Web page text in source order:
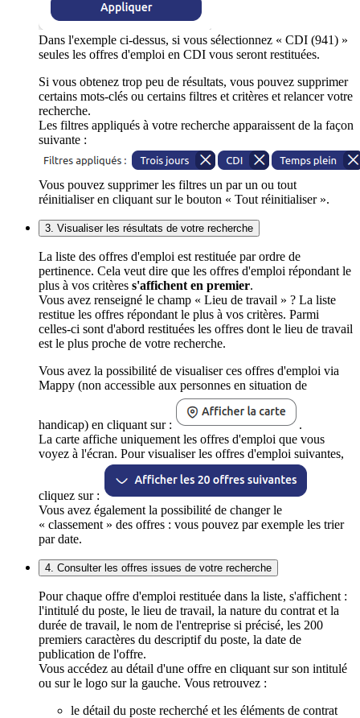
Dans l'exemple ci-dessus, si vous sélectionnez « CDI (941) »
seules les offres d'emploi en CDI vous seront restituées.
Si vous obtenez trop peu de résultats, vous pouvez supprimer
certains mots-clés ou certains filtres et critères et relancer votre
recherche.
Les filtres appliqués à votre recherche apparaissent de la façon
suivante :
Vous pouvez supprimer les filtres un par un ou tout
réinitialiser en cliquant sur le bouton « Tout réinitialiser ».
3. Visualiser les résultats de votre recherche
La liste des offres d'emploi est restituée par ordre de
pertinence. Cela veut dire que les offres d'emploi répondant le
plus à vos critères s'affichent en premier.
Vous avez renseigné le champ « Lieu de travail » ? La liste
restitue les offres répondant le plus à vos critères. Parmi
celles-ci sont d'abord restituées les offres dont le lieu de travail
est le plus proche de votre recherche.
Vous avez la possibilité de visualiser ces offres d'emploi via
Mappy (non accessible aux personnes en situation de
handicap) en cliquant sur :
.
La carte affiche uniquement les offres d'emploi que vous
voyez à l'écran. Pour visualiser les offres d'emploi suivantes,
cliquez sur :
Vous avez également la possibilité de changer le
« classement » des offres : vous pouvez par exemple les trier
par date.
4. Consulter les offres issues de votre recherche
Pour chaque offre d'emploi restituée dans la liste, s'affichent :
l'intitulé du poste, le lieu de travail, la nature du contrat et la
durée de travail, le nom de l'entreprise si précisé, les 200
premiers caractères du descriptif du poste, la date de
publication de l'offre.
Vous accédez au détail d'une offre en cliquant sur son intitulé
ou sur le logo sur la gauche. Vous retrouvez :
le détail du poste recherché et les éléments de contrat